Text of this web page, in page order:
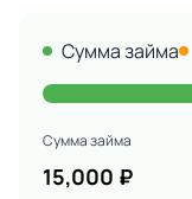
Сумма займа
Сумма займа
15,000 ₽